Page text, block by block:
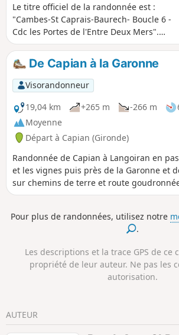
Le titre officiel de la randonnée est :
"Cambes-St Caprais-Baurech- Boucle 6 -
Cdc les Portes de l'Entre Deux Mers".
Une boucle qui surprend par sa
diversité de paysages, les bourgs
traversés et la Garonne, que l'on quitte
et que l'on retrouve après un passage
dans cette association magique de
chemins creux et de canopée, avec de
véritables tunnels de verdure. Cette
boucle fait partie du Circuit des Onze
Clochers de la Communauté de
communes des Portes de l'Entre-deux-
Mers.
De Capian à la Garonne
Visorandonneur
19,04 km
+265 m -266 m
Moyenne
Départ à Capian (Gironde)
Randonnée de Capian à Langoiran en
et les vignes puis près de la Garonne et
sur chemins de terre et route
partir de conseils de locaux. Testée et
Pour plus de randonnées, utilisez notre
.
Les descriptions et la trace GPS de ce
propriété de leur auteur. Ne pas les
autorisation.
AUTEUR